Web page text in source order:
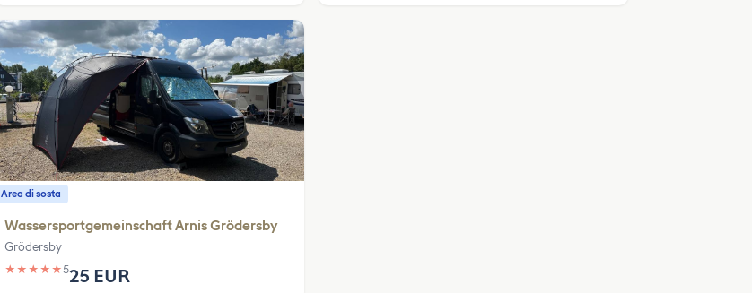
Area di sosta
Wassersportgemeinschaft Arnis Grödersby
Grödersby
★ ★ ★ ★ ★525 EUR